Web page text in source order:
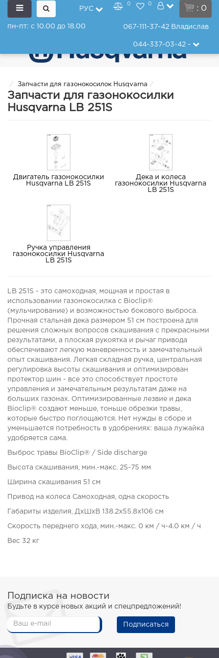
: 0
РУС
0 0
пн-пт: с 10.00 до 18.00 067-111-37-42 Владислав
044-337-03-42-
Запчасти для газонокосилок Husqvarna
Запчасти для газонокосилки
Husqvarna LB 251S
Двигатель газонокосилки
Husqvarna LB 251S
Дека и колеса
газонокосилки Husqvarna
LB 251S
Ручка управления
газонокосилки Husqvarna
LB 251S
LB 251S - это самоходная, мощная и простая в
использовании газонокосилка с Bioclip®
(мульчирование) и возможностью бокового выброса.
Прочная стальная дека размером 51 см построена для
решения сложных вопросов скашивания с прекрасными
результатами, а плоская рукоятка и рычаг привода
обеспечивают легкую маневренность и замечательный
опыт скашивания. Легкая складная ручка, центральная
регулировка высоты скашивания и оптимизирован
протектор шин - все это способствует простоте
управления и замечательным результатам даже на
больших газонах. Оптимизированные лезвие и дека
Bioclip® создают меньше, тоньше обрезки травы,
которые быстро поглощаются. Нет нужды в сборе и
уменьшается потребность в удобрениях: ваша лужайка
удобряется сама.
Выброс травы BioClip® / Side discharge
Высота скашивания, мин.-макс. 25-75 мм
Ширина скашивания 51 см
Привод на колеса Самоходная, одна скорость
Габариты изделия, ДxШxВ 138.2x55.8x106 см
Скорость переднего хода, мин.-макс. 0 км / ч-4.0 км / ч
Вес 32 кг
Подписка на новости
Будьте в курсе новых акций и спецпредложений!
Подписаться